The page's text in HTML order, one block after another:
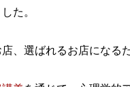
た。
、選ばれるお店になる